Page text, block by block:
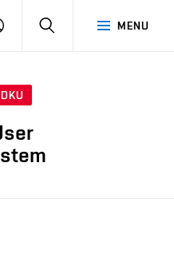
MENU
PŘIHLÁSIT